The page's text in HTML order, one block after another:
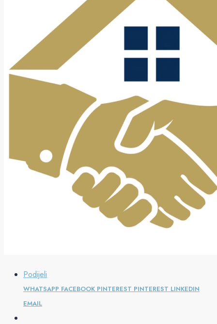
Podijeli
WHATSAPP FACEBOOK PINTEREST PINTEREST LINKEDIN
EMAIL